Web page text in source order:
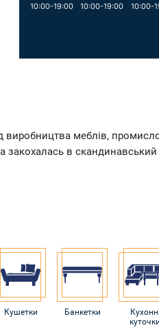
10:00-19:00 10:00-19:00 10:00-
виробництва меблів,
закохалась в
Кушетки Банкетки
Кухонні
куточки